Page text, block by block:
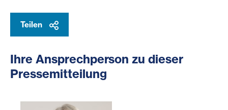
Teilen
Ihre Ansprechperson zu dieser
Pressemitteilung